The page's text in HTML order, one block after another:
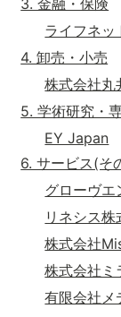
3. 金融・保険
ライフネッ
4. 卸売・小売
株式会社丸
5. 学術研究・
EY Japan
6. サービス(そ
グローヴエ
リネシス株
株式会社
株式会社ミ
有限会社メ